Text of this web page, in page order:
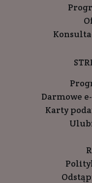
Darmowe
Karty